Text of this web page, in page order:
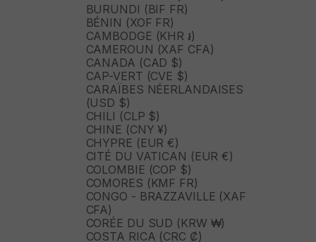
BURUNDI (BIF FR)
BÉNIN (XOF FR)
CAMBODGE (KHR ៛)
CAMEROUN (XAF CFA)
CANADA (CAD $)
CAP-VERT (CVE $)
CARAÏBES NÉERLANDAISES
(USD $)
CHILI (CLP $)
CHINE (CNY ¥)
CHYPRE (EUR €)
CITÉ DU VATICAN (EUR €)
COLOMBIE (COP $)
COMORES (KMF FR)
CONGO - BRAZZAVILLE (XAF
CFA)
CORÉE DU SUD (KRW ₩)
COSTA RICA (CRC ₡)